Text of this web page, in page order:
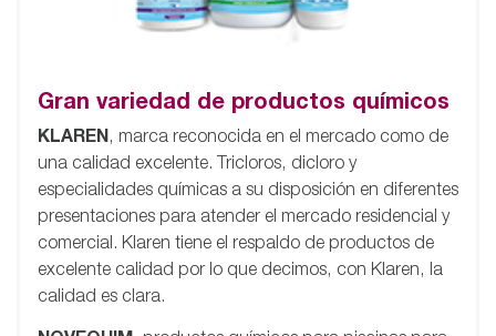
Gran variedad de productos químicos
KLAREN, marca reconocida en el mercado como de
una calidad excelente. Tricloros, dicloro y
especialidades químicas a su disposición en diferentes
presentaciones para atender el mercado residencial y
comercial. Klaren tiene el respaldo de productos de
excelente calidad por lo que decimos, con Klaren, la
calidad es clara.